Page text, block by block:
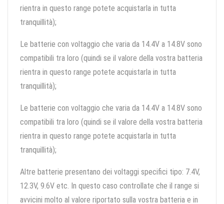
rientra in questo range potete acquistarla in tutta
tranquillità);
Le batterie con voltaggio che varia da 14.4V a 14.8V sono
compatibili tra loro (quindi se il valore della vostra batteria
rientra in questo range potete acquistarla in tutta
tranquillità);
Le batterie con voltaggio che varia da 14.4V a 14.8V sono
compatibili tra loro (quindi se il valore della vostra batteria
rientra in questo range potete acquistarla in tutta
tranquillità);
Altre batterie presentano dei voltaggi specifici tipo: 7.4V,
12.3V, 9.6V etc. In questo caso controllate che il range si
avvicini molto al valore riportato sulla vostra batteria e in